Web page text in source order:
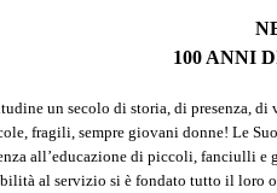
100 ANNI
un secolo di storia, di presenza, di
fragili, sempre giovani donne! Le
all’educazione di piccoli, fanciulli
al servizio si è fondato tutto il loro